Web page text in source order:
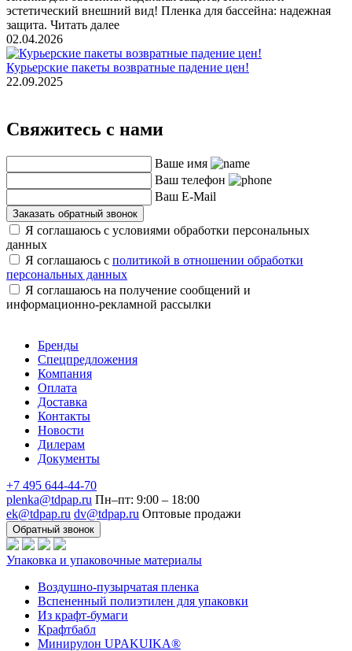
эстетический внешний вид! Пленка для бассейна: надежная
защита. Читать далее
02.04.2026
Курьерские пакеты возвратные падение цен!
22.09.2025
Свяжитесь с нами
Ваше имя
Ваш телефон
Ваш E-Mail
Заказать обратный звонок
Я соглашаюсь с условиями обработки персональных
данных
Я соглашаюсь с политикой в отношении обработки
персональных данных
Я соглашаюсь на получение сообщений и
информационно-рекламной рассылки
Бренды
Спецпредложения
Компания
Оплата
Доставка
Контакты
Новости
Дилерам
Документы
+7 495 644-44-70
plenka@tdpap.ru Пн–пт: 9:00 – 18:00
ek@tdpap.ru dv@tdpap.ru Оптовые продажи
Обратный звонок
Упаковка и упаковочные материалы
Воздушно-пузырчатая пленка
Вспененный полиэтилен для упаковки
Из крафт-бумаги
Крафтбабл
Минирулон UPAKUIKA®